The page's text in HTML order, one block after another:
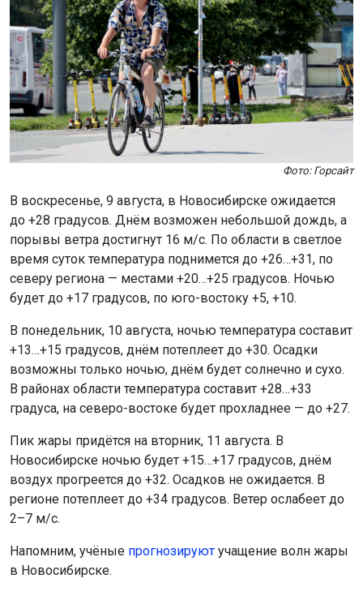
Фото: Горсайт
В воскресенье, 9 августа, в Новосибирске ожидается
до +28 градусов. Днём возможен небольшой дождь, а
порывы ветра достигнут 16 м/с. По области в светлое
время суток температура поднимется до +26…+31, по
северу региона — местами +20…+25 градусов. Ночью
будет до +17 градусов, по юго-востоку +5, +10.
В понедельник, 10 августа, ночью температура составит
+13…+15 градусов, днём потеплеет до +30. Осадки
возможны только ночью, днём будет солнечно и сухо.
В районах области температура составит +28…+33
градуса, на северо-востоке будет прохладнее — до +27.
Пик жары придётся на вторник, 11 августа. В
Новосибирске ночью будет +15…+17 градусов, днём
воздух прогреется до +32. Осадков не ожидается. В
регионе потеплеет до +34 градусов. Ветер ослабеет до
2–7 м/с.
Напомним, учёные прогнозируют учащение волн жары
в Новосибирске.